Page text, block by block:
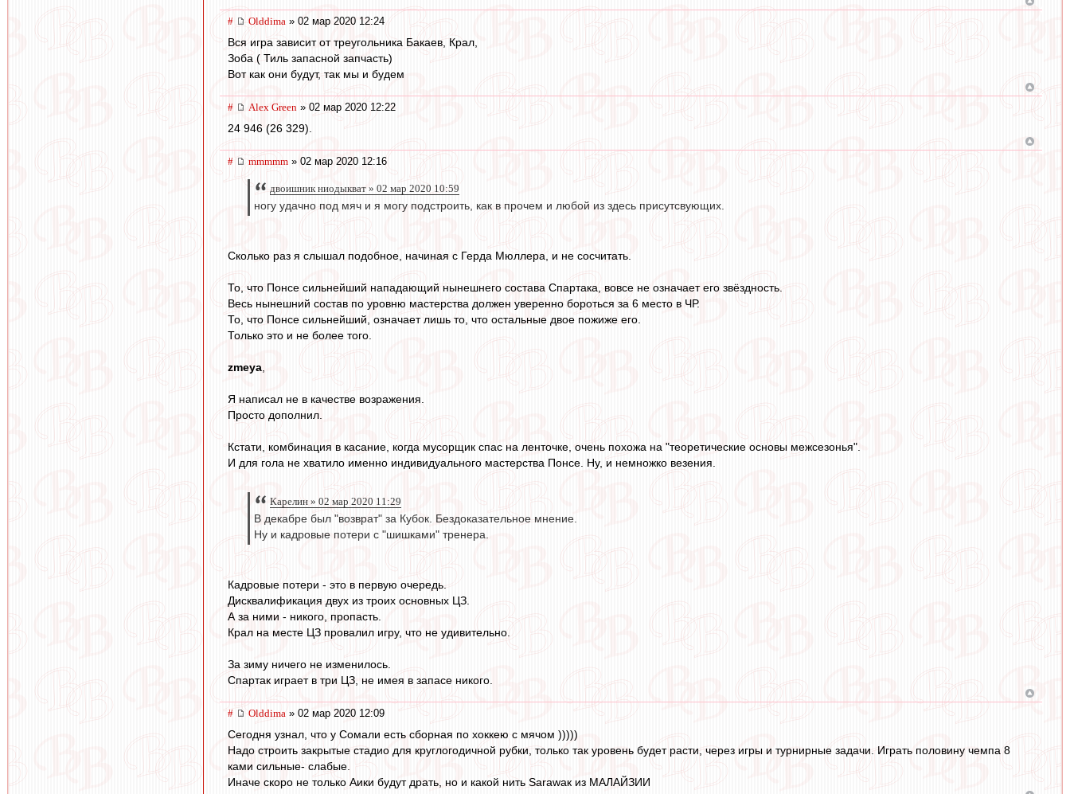
# Olddima » 02 мар 2020 12:24
Вся игра зависит от треугольника Бакаев, Крал,
Зоба ( Тиль запасной запчасть)
Вот как они будут, так мы и будем
# Alex Green » 02 мар 2020 12:22
24 946 (26 329).
# mmmmm » 02 мар 2020 12:16
двоишник ниодыкват » 02 мар 2020 10:59
ногу удачно под мяч и я могу подстроить, как в прочем и любой из здесь присутсвующих.
Сколько раз я слышал подобное, начиная с Герда Мюллера, и не сосчитать.
То, что Понсе сильнейший нападающий нынешнего состава Спартака, вовсе не означает его звёздность.
Весь нынешний состав по уровню мастерства должен уверенно бороться за 6 место в ЧР.
То, что Понсе сильнейший, означает лишь то, что остальные двое пожиже его.
Только это и не более того.
zmeya
Я написал не в качестве возражения.
Просто дополнил.
Кстати, комбинация в касание, когда мусорщик спас на ленточке, очень похожа на "теоретические основы межсезонья".
И для гола не хватило именно индивидуального мастерства Понсе. Ну, и немножко везения.
Карелин » 02 мар 2020 11:29
В декабре был "возврат" за Кубок. Бездоказательное мнение.
Ну и кадровые потери с "шишками" тренера.
Кадровые потери - это в первую очередь.
Дисквалификация двух из троих основных ЦЗ.
А за ними - никого, пропасть.
Крал на месте ЦЗ провалил игру, что не удивительно.
За зиму ничего не изменилось.
Спартак играет в три ЦЗ, не имея в запасе никого.
# Olddima » 02 мар 2020 12:09
Сегодня узнал, что у Сомали есть сборная по хоккею с мячом )))))
Надо строить закрытые стадио для круглогодичной рубки, только так уровень будет расти, через игры и турнирные задачи. Играть половину чемпа 8
ками сильные- слабые.
Иначе скоро не только Аики будут драть, но и какой нить Sarawaк из МАЛАЙЗИИ